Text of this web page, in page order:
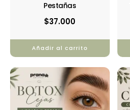
Pestañas
$37.000
Añadir al carrito